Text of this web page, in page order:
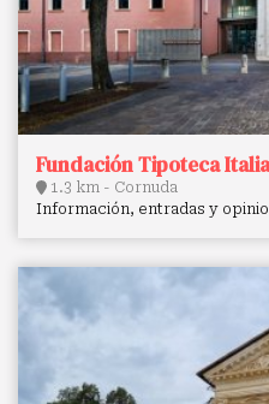
Fundación Tipoteca
1.3 km - Cornuda
Información, entradas y